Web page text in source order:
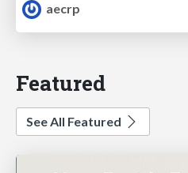
aecrp
Featured
See All Featured